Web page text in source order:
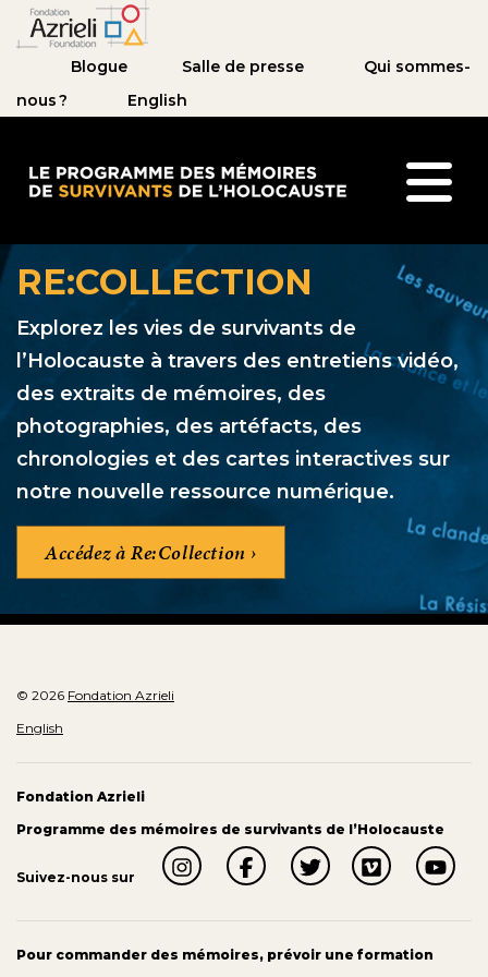
Blogue Salle de presse
Qui sommes-
nous ?
English
RE:COLLECTION
Explorez les vies de survivants de
l’Holocauste à travers des entretiens vidéo,
des extraits de mémoires, des
photographies, des artéfacts, des
chronologies et des cartes interactives sur
notre nouvelle ressource numérique.
Accédez à Re:Collection
© 2026 Fondation Azrieli
English
Fondation Azrieli
Programme des mémoires de survivants de l’Holocauste
Suivez-nous sur
Pour commander des mémoires, prévoir une formation